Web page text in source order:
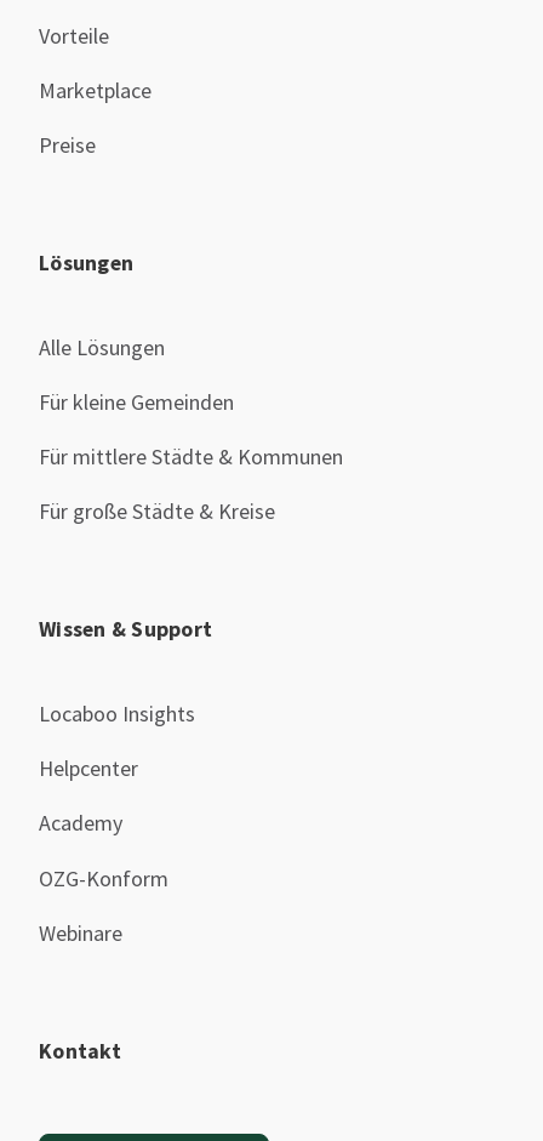
Vorteile
Marketplace
Preise
Lösungen
Alle Lösungen
Für kleine Gemeinden
Für mittlere Städte & Kommunen
Für große Städte & Kreise
Wissen & Support
Locaboo Insights
Helpcenter
Academy
OZG-Konform
Webinare
Kontakt